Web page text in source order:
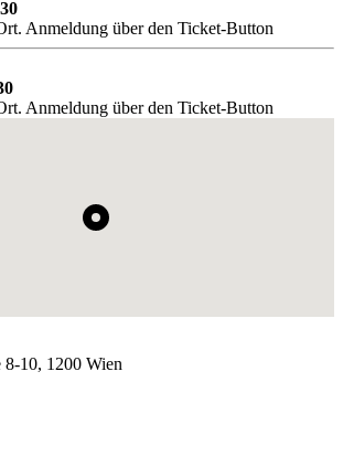
Anmeldung über den Ticket-Button
Anmeldung über den Ticket-Button
8-10, 1200 Wien